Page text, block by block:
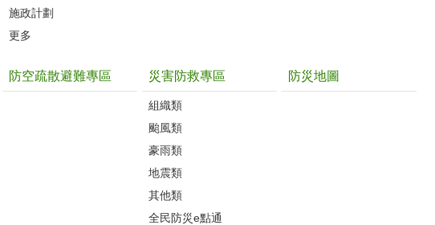
施政計劃
更多
防空疏散避難專區 災害防救專區
組織類
颱風類
豪雨類
地震類
其他類
全民防災e點通
防災地圖